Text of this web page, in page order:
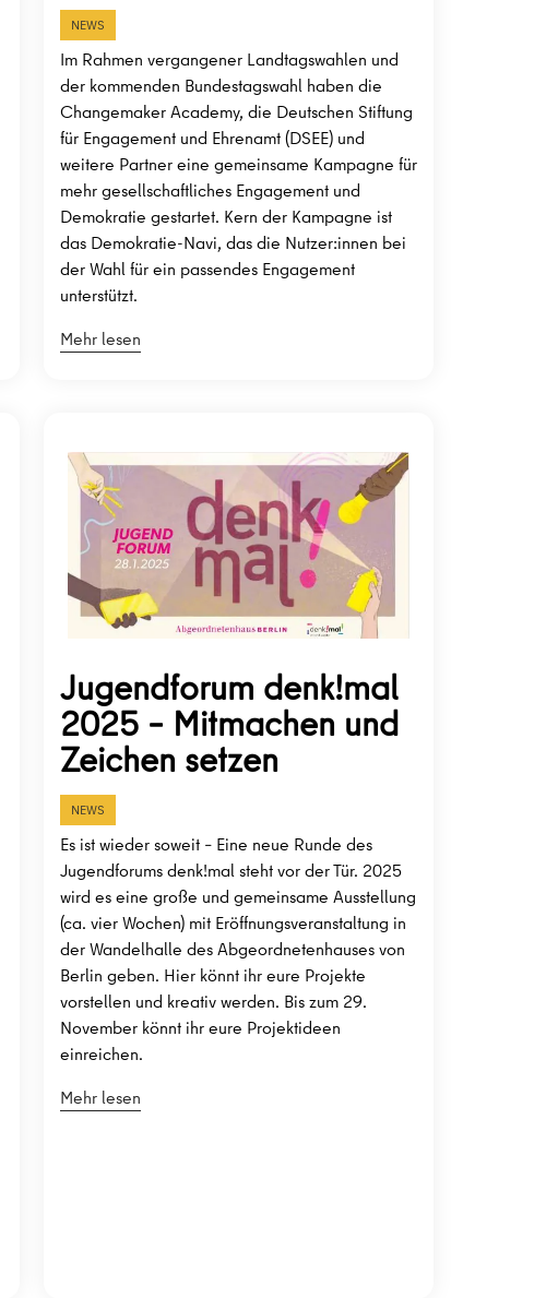
NEWS
Im Rahmen vergangener Landtagswahlen und
der kommenden Bundestagswahl haben die
Changemaker Academy, die Deutschen Stiftung
für Engagement und Ehrenamt (DSEE) und
weitere Partner eine gemeinsame Kampagne für
mehr gesellschaftliches Engagement und
Demokratie gestartet. Kern der Kampagne ist
das Demokratie-Navi, das die Nutzer:innen bei
der Wahl für ein passendes Engagement
unterstützt.
Mehr lesen
Jugendforum denk!mal
2025 – Mitmachen und
Zeichen setzen
NEWS
Es ist wieder soweit – Eine neue Runde des
Jugendforums denk!mal steht vor der Tür. 2025
wird es eine große und gemeinsame Ausstellung
(ca. vier Wochen) mit Eröffnungsveranstaltung in
der Wandelhalle des Abgeordnetenhauses von
Berlin geben. Hier könnt ihr eure Projekte
vorstellen und kreativ werden. Bis zum 29.
November könnt ihr eure Projektideen
einreichen.
Mehr lesen